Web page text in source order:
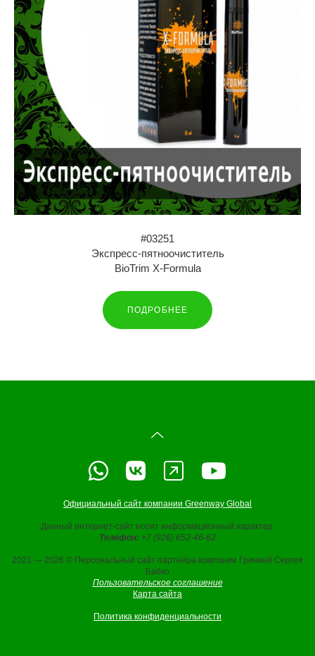
#03251
Экспресс-пятноочиститель
BioTrim X-Formula
ПОДРОБНЕЕ
Официальный сайт компании Greenway Global
Данный интернет-сайт носит информационный характер.
Телефон: +7 (926) 652-46-62
2021 — 2026 © Персональный сайт партнёра компании Гринвей Сергея
Бабко
Пользовательское соглашение
Карта сайта
Политика конфиденциальности